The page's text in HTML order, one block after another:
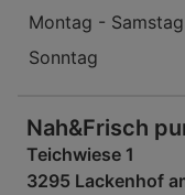
Montag - Samstag
Sonntag
Nah&Frisch
Teichwiese 1
3295 Lackenhof